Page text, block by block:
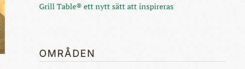
Grill Table® ett nytt sätt att inspireras
OMRÅDEN